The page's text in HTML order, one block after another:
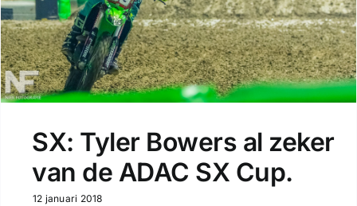
SX: Tyler Bowers al zeker
van de ADAC SX Cup.
12 januari 2018